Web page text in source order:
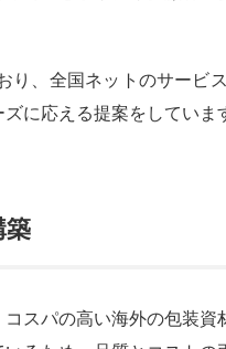
り、全国ネットのサービ
に応える提案をしていま
築
スパの高い海外の包装